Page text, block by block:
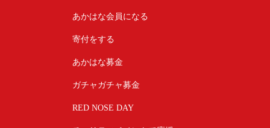
あかはな会員になる
寄付をする
あかはな募金
ガチャガチャ募金
RED NOSE DAY